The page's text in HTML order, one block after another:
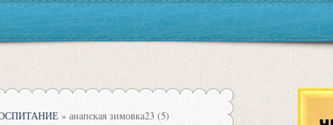
» анапская зимовка23 (5)